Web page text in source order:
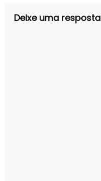
Deixe uma resposta